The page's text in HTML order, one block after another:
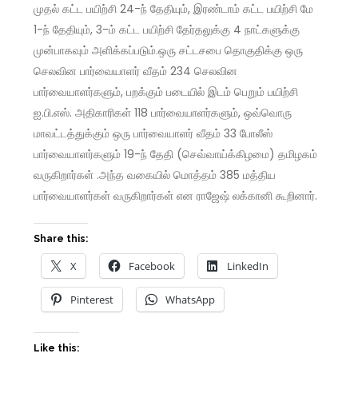
முதல் கட்ட பயிற்சி 24-ந் தேதியும், இரண்டாம் கட்ட பயிற்சி மே
1-ந் தேதியும், 3-ம் கட்ட பயிற்சி தேர்தலுக்கு 4 நாட்களுக்கு
முன்பாகவும் அளிக்கப்படும்.ஒரு சட்டசபை தொகுதிக்கு ஒரு
செலவின பார்வையாளர் வீதம் 234 செலவின
பார்வையாளர்களும், பறக்கும் படையில் இடம் பெறும் பயிற்சி
ஐ.பி.எஸ். அதிகாரிகள் 118 பார்வையாளர்களும், ஒவ்வொரு
மாவட்டத்துக்கும் ஒரு பார்வையாளர் வீதம் 33 போலீஸ்
பார்வையாளர்களும் 19-ந் தேதி (செவ்வாய்க்கிழமை) தமிழகம்
வருகிறார்கள் .அந்த வகையில் மொத்தம் 385 மத்திய
பார்வையாளர்கள் வருகிறார்கள் என ராஜேஷ் லக்கானி கூறினார்.
Share this:
X Facebook LinkedIn
Pinterest WhatsApp
Like this: